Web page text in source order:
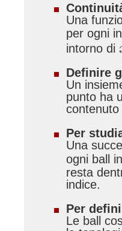
Una
per ogni
intorno di
Definire
Un
punto ha
contenuto
Per
Una
ogni ball
resta
indice.
Per
Le ball